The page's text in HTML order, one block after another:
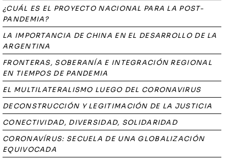
¿CUÁL ES EL PROYECTO NACIONAL PARA LA POST-
PANDEMIA?
LA IMPORTANCIA DE CHINA EN EL DESARROLLO DE LA
ARGENTINA
FRONTERAS, SOBERANÍA E INTEGRACIÓN REGIONAL
EN TIEMPOS DE PANDEMIA
EL MULTILATERALISMO LUEGO DEL CORONAVIRUS
DECONSTRUCCIÓN Y LEGITIMACIÓN DE LA JUSTICIA
CONECTIVIDAD, DIVERSIDAD, SOLIDARIDAD
CORONAVÍRUS: SECUELA DE UNA GLOBALIZACIÓN
EQUIVOCADA